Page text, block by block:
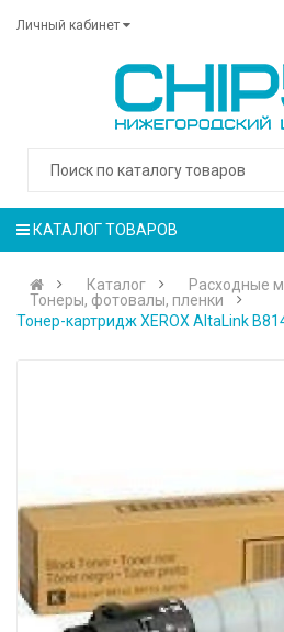
Личный кабинет
КАТАЛОГ ТОВАРОВ
Каталог
Расходные
Тонеры, фотовалы, пленки
Тонер-картридж XEROX AltaLink